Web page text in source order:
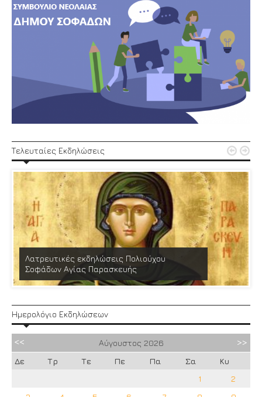
Τελευταίες Εκδηλώσεις
Λατρευτικές εκδηλώσεις Πολιούχου
Σοφάδων Αγίας Παρασκευής
 
Ημερολόγιο Εκδηλώσεων
Αύγουστος 2026
Δε
Τρ Τε Πε Πα Σα
Κυ
1
2